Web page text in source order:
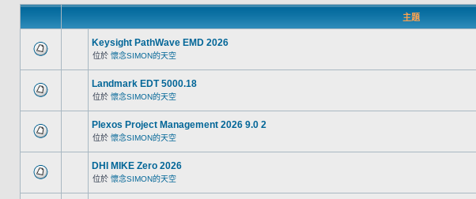
主題
Keysight PathWave EMD 2026
位於 懷念SIMON的天空
Landmark EDT 5000.18
位於 懷念SIMON的天空
Plexos Project Management 2026 9.0 2
位於 懷念SIMON的天空
DHI MIKE Zero 2026
位於 懷念SIMON的天空